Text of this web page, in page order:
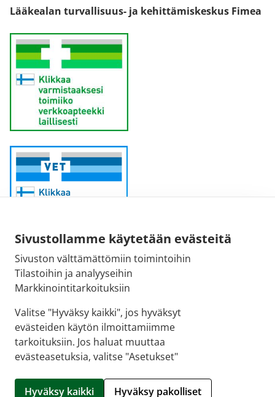
Sivustollamme käytetään evästeitä
Sivuston välttämättömiin toimintoihin
Tilastoihin ja analyyseihin
Markkinointitarkoituksiin
Valitse "Hyväksy kaikki", jos hyväksyt
evästeiden käytön ilmoittamiimme
tarkoituksiin. Jos haluat muuttaa
evästeasetuksia, valitse "Asetukset"
Hyväksy kaikki Hyväksy pakolliset
Lääkealan turvallisuus- ja kehittämiskeskus Fimea
Sähköpostiosoite:
kirjaamo@fimea.fi
Fimean vaihde:
029 522 3341